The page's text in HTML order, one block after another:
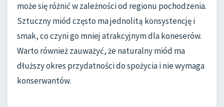
może się różnić w zależności od regionu pochodzenia.
Sztuczny miód często ma jednolitą konsystencję i
smak, co czyni go mniej atrakcyjnym dla koneserów.
Warto również zauważyć, że naturalny miód ma
dłuższy okres przydatności do spożycia i nie wymaga
konserwantów.